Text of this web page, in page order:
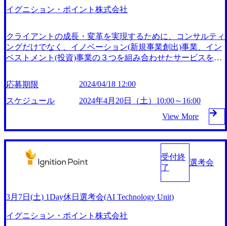
イグニション・ポイント株式会社
クライアントの成長・変革を実現するために、コンサルティ
ングだけでなく、イノベーション(新規事業創出)事業、イン
ベストメント(投資)事業の３つを組み合わせたサービスを展
名のイグニション・ポイントは、クライアントのイノベーシ
ョンやトランスフォーメーションを実現する「着火点（Ignit
ion Point）」となりたい、という想いから付けられた 2014年
の創業から毎年平均200%超のペースで成長しており、直近
ではコロナ禍以前と比較して売上が3倍超と更なる拡大を遂
げている。社員数も8年で2名→369名(2023年現在)と増えて
おり、コンサルティング業界の中でも一定の地位を占めつつ
ある さらにはこれに留まらず、よりよい社会の実現に向け
たイノベーションのプラットフォームファームとして、2026
ェーズに参画できるという、またとない状況下となっている
ディーに進めたい方に向けた会社説明会付き休日選考会を開
応募期限
2024/04/18 12:00
スケジュール
2024年4月20日（土）10:00～16:00
View More
受付終
了
選考会
3月7日(土) 1Day休日選考会(AI Technology Unit)
イグニション・ポイント株式会社